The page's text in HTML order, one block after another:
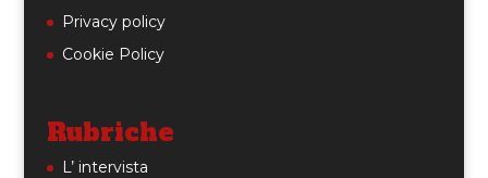
Privacy policy
Cookie Policy
Rubriche
L’ intervista